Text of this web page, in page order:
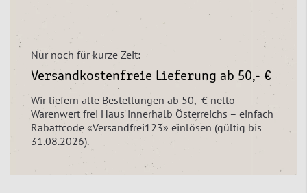
Nur noch für kurze Zeit:
Versandkostenfreie Lieferung ab 50,- €
Wir liefern alle Bestellungen ab 50,- € netto
Warenwert frei Haus innerhalb Österreichs – einfach
Rabattcode «Versandfrei123» einlösen (gültig bis
31.08.2026).